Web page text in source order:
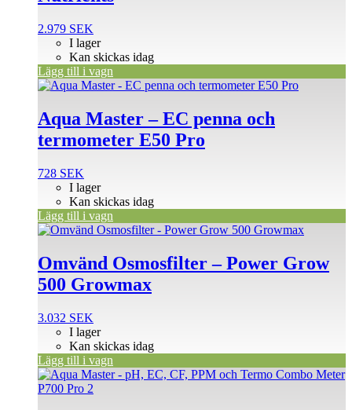
2.979 SEK
I lager
Kan skickas idag
Lägg till i vagn
Aqua Master – EC penna och
termometer E50 Pro
728 SEK
I lager
Kan skickas idag
Lägg till i vagn
Omvänd Osmosfilter – Power Grow
500 Growmax
3.032 SEK
I lager
Kan skickas idag
Lägg till i vagn